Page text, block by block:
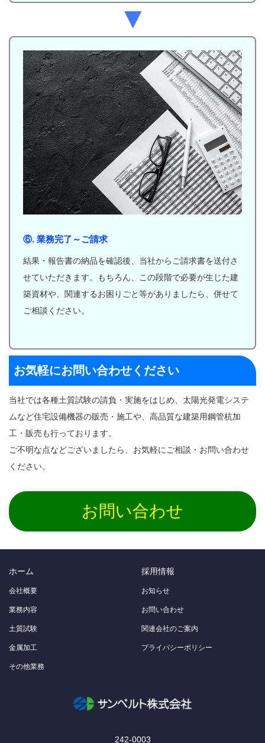
▼
⑥. 業務完了～ご請求
結果・報告書の納品を確認後、当社からご請求書を送付さ
せていただきます。もちろん、この段階で必要が生じた建
築資材や、関連するお困りごと等がありましたら、併せて
ご相談ください。
お気軽にお問い合わせください
当社では各種土質試験の請負・実施をはじめ、太陽光発電システ
ムなど住宅設備機器の販売・施工や、高品質な建築用鋼管杭加
工・販売も行っております。
ご不明な点などございましたら、お気軽にご相談・お問い合わせ
ください。
お問い合わせ
ホーム
会社概要
業務内容
土質試験
金属加工
その他業務
採用情報
お知らせ
お問い合わせ
関連会社のご案内
プライバシーポリシー
242-0003